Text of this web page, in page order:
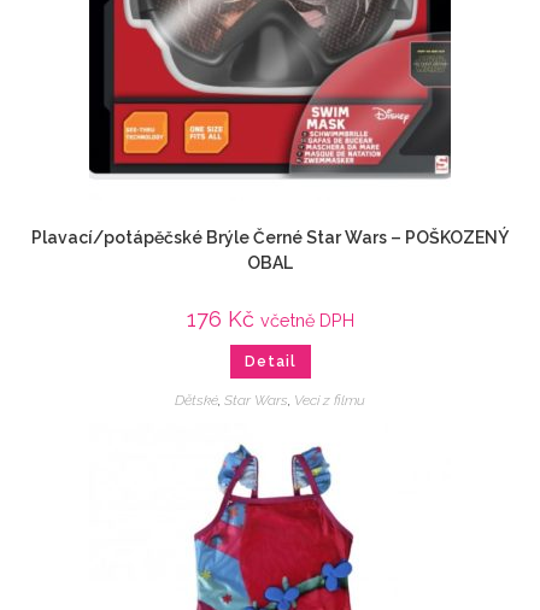
Plavací/potápěčské Brýle Černé Star Wars – POŠKOZENÝ
OBAL
176 Kč včetně DPH
Detail
Dětské, Star Wars, Veci z filmu